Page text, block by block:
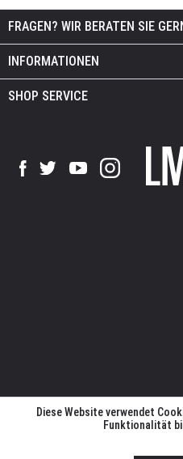
FRAGEN? WIR BERATEN SIE
INFORMATIONEN
SHOP SERVICE
Diese Website verwendet
Funktionalität